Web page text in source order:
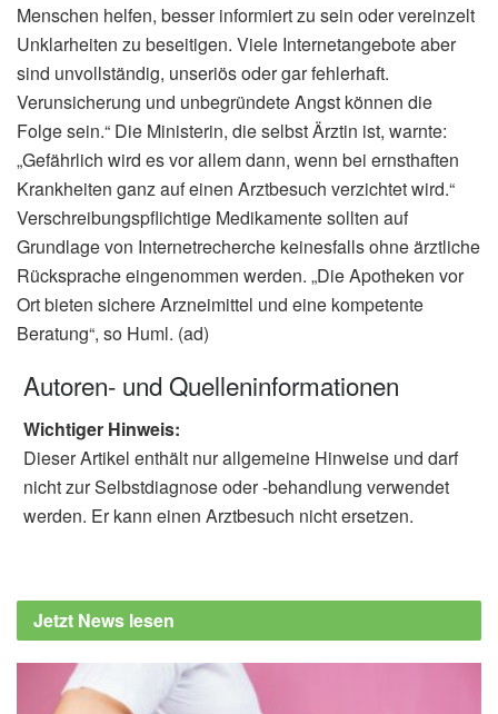
Menschen helfen, besser informiert zu sein oder vereinzelt
Unklarheiten zu beseitigen. Viele Internetangebote aber
sind unvollständig, unseriös oder gar fehlerhaft.
Verunsicherung und unbegründete Angst können die
Folge sein.“ Die Ministerin, die selbst Ärztin ist, warnte:
„Gefährlich wird es vor allem dann, wenn bei ernsthaften
Krankheiten ganz auf einen Arztbesuch verzichtet wird.“
Verschreibungspflichtige Medikamente sollten auf
Grundlage von Internetrecherche keinesfalls ohne ärztliche
Rücksprache eingenommen werden. „Die Apotheken vor
Ort bieten sichere Arzneimittel und eine kompetente
Beratung“, so Huml. (ad)
Autoren- und Quelleninformationen
Wichtiger Hinweis:
Dieser Artikel enthält nur allgemeine Hinweise und darf
nicht zur Selbstdiagnose oder -behandlung verwendet
werden. Er kann einen Arztbesuch nicht ersetzen.
Jetzt News lesen